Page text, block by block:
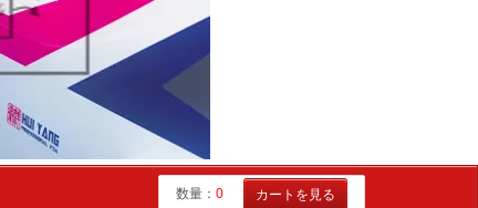
数量： 0 カートを見る